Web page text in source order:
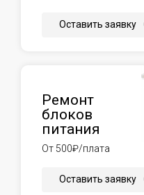
Оставить заявку
Ремонт
блоков
питания
От 500₽/плата
Оставить заявку